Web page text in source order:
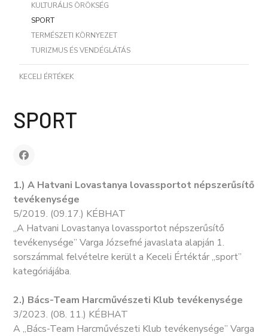
KULTURÁLIS ÖRÖKSÉG
SPORT
TERMÉSZETI KÖRNYEZET
TURIZMUS ÉS VENDÉGLÁTÁS
KECELI ÉRTÉKEK
SPORT
1.) A Hatvani Lovastanya lovassportot népszerűsítő
tevékenysége
5/2019. (09.17.) KÉBHAT
„A Hatvani Lovastanya lovassportot népszerűsítő
tevékenysége” Varga Józsefné javaslata alapján 1.
sorszámmal felvételre került a Keceli Értéktár „sport”
kategóriájába.
2.) Bács-Team Harcművészeti Klub tevékenysége
3/2023. (08. 11.) KÉBHAT
A „Bács-Team Harcművészeti Klub tevékenysége” Varga